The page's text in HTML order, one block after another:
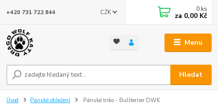
Menu
CZK
Hledat
+420 731 722 844 0 ks
za 0,00 Kč
Úvod Pánské oblečení Pánské triko - Bullterrier DWK